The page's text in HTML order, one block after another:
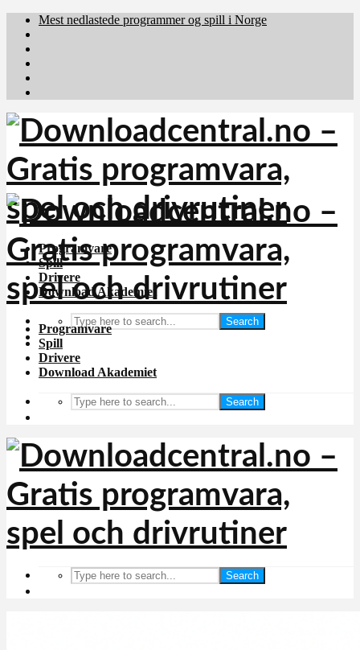
Mest nedlastede programmer og spill i Norge
Programvare
Spill
Drivere
Download Akademiet
Search
Programvare
Spill
Drivere
Download Akademiet
Search
Search